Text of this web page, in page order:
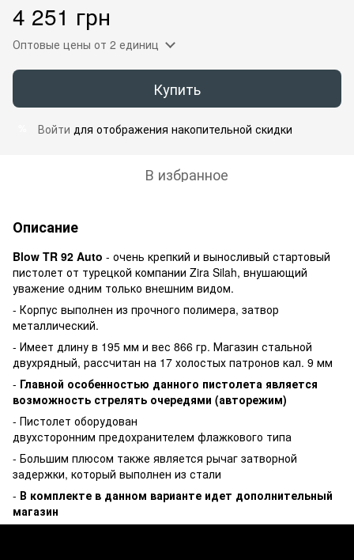
4 251 грн
Оптовые цены от 2 единиц
Купить
Войти для отображения накопительной скидки
В избранное
Описание
Blow TR 92 Auto - очень крепкий и выносливый стартовый
пистолет от турецкой компании Zira Silah, внушающий
уважение одним только внешним видом.
- Корпус выполнен из прочного полимера, затвор
металлический.
- Имеет длину в 195 мм и вес 866 гр. Магазин стальной
двухрядный, рассчитан на 17 холостых патронов кал. 9 мм
- Главной особенностью данного пистолета является
возможность стрелять очередями (авторежим)
- Пистолет оборудован
двухсторонним предохранителем флажкового типа
- Большим плюсом также является рычаг затворной
задержки, который выполнен из стали
- В комплекте в данном варианте идет дополнительный
магазин